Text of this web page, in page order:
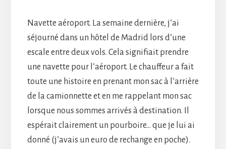
Navette aéroport. La semaine dernière, j’ai
séjourné dans un hôtel de Madrid lors d’une
escale entre deux vols. Cela signifiait prendre
une navette pour l’aéroport. Le chauffeur a fait
toute une histoire en prenant mon sac à l’arrière
de la camionnette et en me rappelant mon sac
lorsque nous sommes arrivés à destination. Il
espérait clairement un pourboire… que je lui ai
donné (j’avais un euro de rechange en poche).